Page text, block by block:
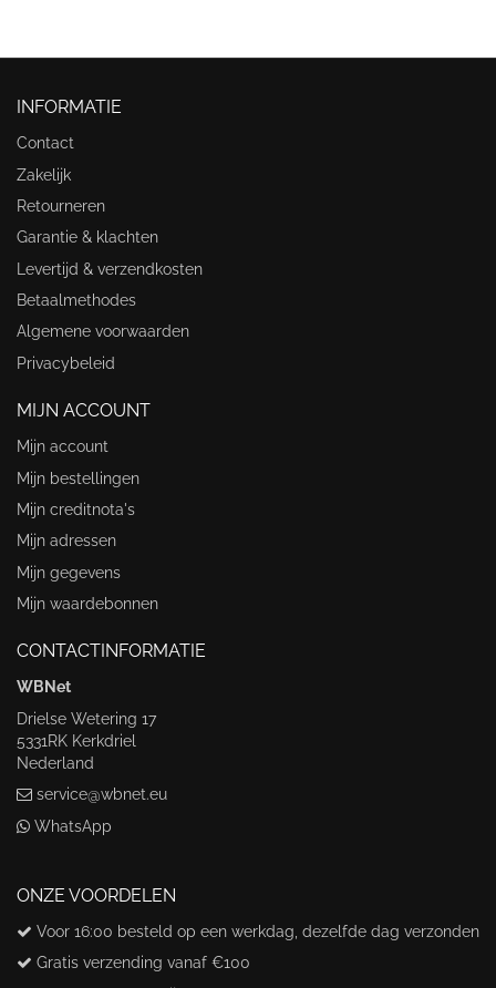
INFORMATIE
Contact
Zakelijk
Retourneren
Garantie & klachten
Levertijd & verzendkosten
Betaalmethodes
Algemene voorwaarden
Privacybeleid
MIJN ACCOUNT
Mijn account
Mijn bestellingen
Mijn creditnota's
Mijn adressen
Mijn gegevens
Mijn waardebonnen
CONTACTINFORMATIE
WBNet
Drielse Wetering 17
5331RK Kerkdriel
Nederland
service@wbnet.eu
WhatsApp
ONZE VOORDELEN
Voor 16:00 besteld op een werkdag, dezelfde dag verzonden
Gratis verzending vanaf €100